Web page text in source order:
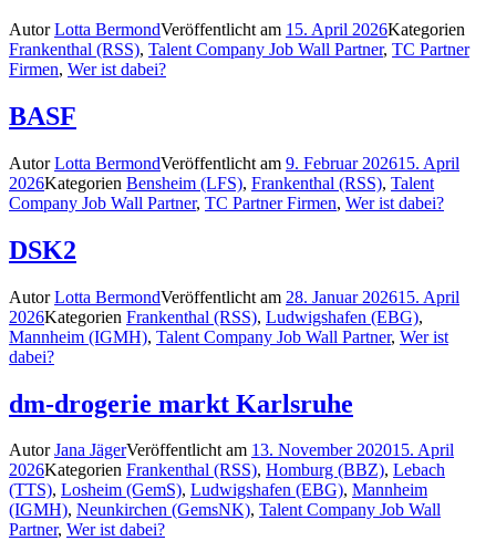
AutorLotta BermondVeröffentlicht am 15. April 2026Kategorien
Frankenthal (RSS), Talent Company Job Wall Partner, TC Partner
Firmen, Wer ist dabei?
BASF
AutorLotta BermondVeröffentlicht am 9. Februar 202615. April
2026Kategorien Bensheim (LFS), Frankenthal (RSS), Talent
Company Job Wall Partner, TC Partner Firmen, Wer ist dabei?
DSK2
AutorLotta BermondVeröffentlicht am 28. Januar 202615. April
2026Kategorien Frankenthal (RSS), Ludwigshafen (EBG),
Mannheim (IGMH), Talent Company Job Wall Partner, Wer ist
dabei?
dm-drogerie markt Karlsruhe
AutorJana JägerVeröffentlicht am 13. November 202015. April
2026Kategorien Frankenthal (RSS), Homburg (BBZ), Lebach
(TTS), Losheim (GemS), Ludwigshafen (EBG), Mannheim
(IGMH), Neunkirchen (GemsNK), Talent Company Job Wall
Partner, Wer ist dabei?